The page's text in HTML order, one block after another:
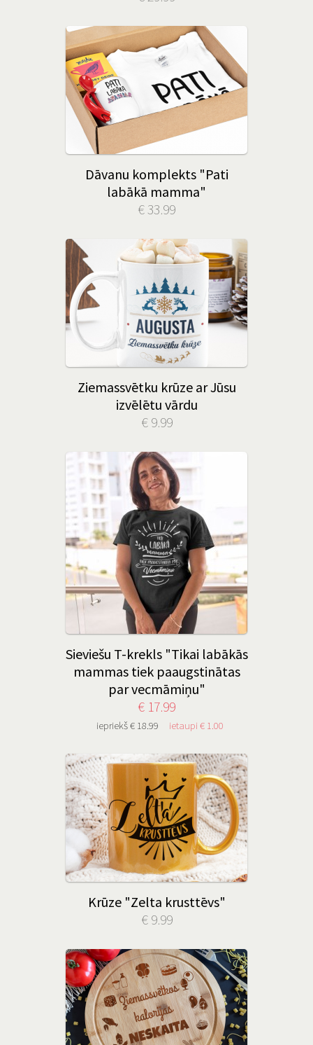
Dāvanu komplekts "Pati
labākā mamma"
€ 33.99
Ziemassvētku krūze ar Jūsu
izvēlētu vārdu
€ 9.99
Sieviešu T-krekls "Tikai labākās
mammas tiek paaugstinātas
par vecmāmiņu"
€ 17.99
iepriekš € 18.99 ietaupi € 1.00
Krūze "Zelta krusttēvs"
€ 9.99